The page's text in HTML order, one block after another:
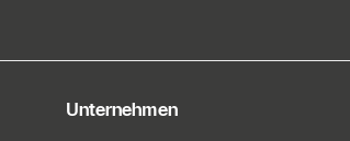
Unternehmen